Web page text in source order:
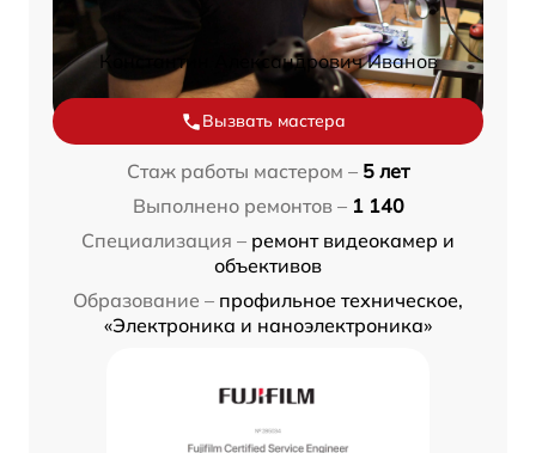
Константин Александрович Иванов
Вызвать мастера
Стаж работы мастером – 5 лет
Выполнено ремонтов – 1 140
Специализация – ремонт видеокамер и
объективов
Образование – профильное техническое,
«Электроника и наноэлектроника»